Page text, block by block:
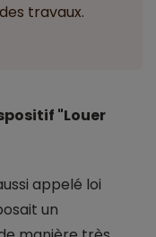
travaux.
"Louer
appelé loi
un